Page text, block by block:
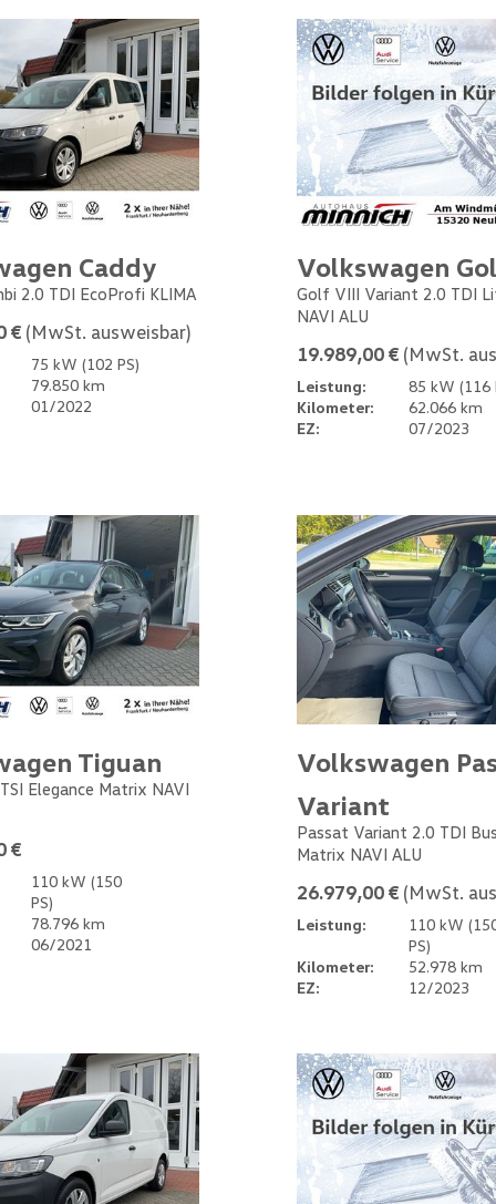
Caddy
2.0 TDI EcoProfi KLIMA
€ (MwSt. ausweisbar)
75 kW (102 PS)
79.850 km
01/2022
Volkswagen
Golf VIII Variant 2.0 TDI
NAVI ALU
19.989,00 € (MwSt.
Leistung:
85 kW (116
Kilometer:
62.066 km
EZ:
07/2023
Tiguan
Elegance Matrix NAVI
€
110 kW (150
PS)
78.796 km
06/2021
Volkswagen
Variant
Passat Variant 2.0 TDI
Matrix NAVI ALU
26.979,00 € (MwSt.
Leistung:
110 kW
PS)
Kilometer:
52.978 km
EZ:
12/2023